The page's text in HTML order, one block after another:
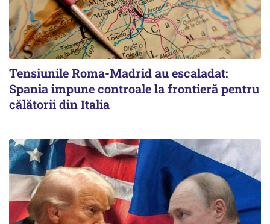
Tensiunile Roma-Madrid au escaladat:
Spania impune controale la frontieră pentru
călătorii din Italia